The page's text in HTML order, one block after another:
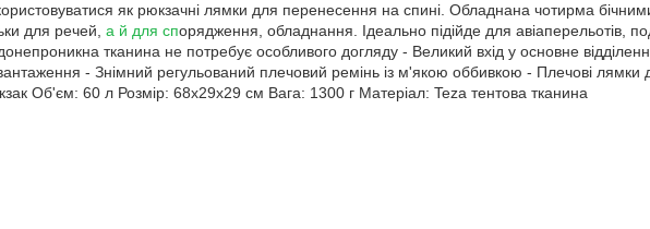
як рюкзачні лямки для перенесення на спині. Обладнана чотирма
для речей, а й для спорядження, обладнання. Ідеально підійде для авіаперельотів,
тканина не потребує особливого догляду - Великий вхід у основне
- Знімний регульований плечовий ремінь із м'якою оббивкою - Плечові
Об'єм: 60 л Розмір: 68х29х29 см Вага: 1300 г Матеріал: Teza тентова тканина